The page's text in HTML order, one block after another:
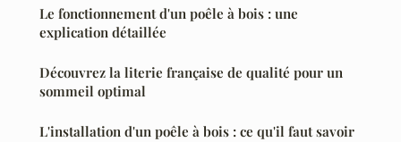
Le fonctionnement d'un poêle à bois : une
explication détaillée
Découvrez la literie française de qualité pour un
sommeil optimal
L'installation d'un poêle à bois : ce qu'il faut savoir